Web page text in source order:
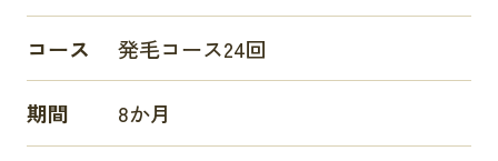
コース 発毛コース24回
期間 8か月